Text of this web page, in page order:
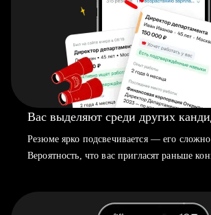
Вас выделяют среди других
Резюме ярко подсвечивается — его сложно
Вероятность, что вас пригласят раньше